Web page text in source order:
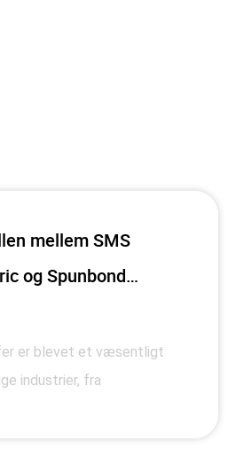
mellem SMS
og Spunbond
er blevet et væsentligt
industrier, fra